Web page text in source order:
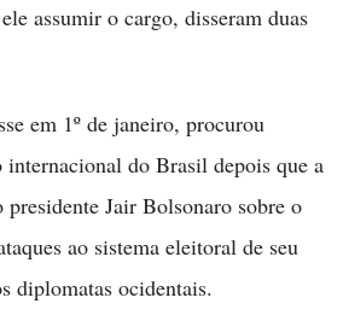
assumir o cargo, disseram duas
em 1º de janeiro, procurou
internacional do Brasil depois que a
Jair Bolsonaro sobre o
ao sistema eleitoral de seu
diplomatas ocidentais.